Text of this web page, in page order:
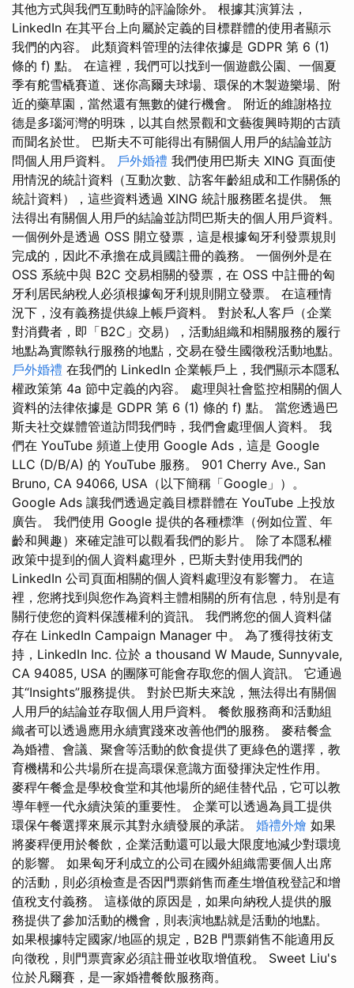
其他方式與我們互動時的評論除外。 根據其演算法，
LinkedIn 在其平台上向屬於定義的目標群體的使用者顯示
我們的內容。 此類資料管理的法律依據是 GDPR 第 6 (1)
條的 f) 點。 在這裡，我們可以找到一個遊戲公園、一個夏
季有舵雪橇賽道、迷你高爾夫球場、環保的木製遊樂場、附
近的藥草園，當然還有無數的健行機會。 附近的維謝格拉
德是多瑙河灣的明珠，以其自然景觀和文藝復興時期的古蹟
而聞名於世。 巴斯夫不可能得出有關個人用戶的結論並訪
問個人用戶資料。 戶外婚禮 我們使用巴斯夫 XING 頁面使
用情況的統計資料（互動次數、訪客年齡組成和工作關係的
統計資料），這些資料透過 XING 統計服務匿名提供。 無
法得出有關個人用戶的結論並訪問巴斯夫的個人用戶資料。
一個例外是透過 OSS 開立發票，這是根據匈牙利發票規則
完成的，因此不承擔在成員國註冊的義務。 一個例外是在
OSS 系統中與 B2C 交易相關的發票，在 OSS 中註冊的匈
牙利居民納稅人必須根據匈牙利規則開立發票。 在這種情
況下，沒有義務提供線上帳戶資料。 對於私人客戶（企業
對消費者，即「B2C」交易），活動組織和相關服務的履行
地點為實際執行服務的地點，交易在發生國徵稅活動地點。
戶外婚禮 在我們的 LinkedIn 企業帳戶上，我們顯示本隱私
權政策第 4a 節中定義的內容。 處理與社會監控相關的個人
資料的法律依據是 GDPR 第 6 (1) 條的 f) 點。 當您透過巴
斯夫社交媒體管道訪問我們時，我們會處理個人資料。 我
們在 YouTube 頻道上使用 Google Ads，這是 Google
LLC (D/B/A) 的 YouTube 服務。 901 Cherry Ave., San
Bruno, CA 94066, USA（以下簡稱「Google」）。
Google Ads 讓我們透過定義目標群體在 YouTube 上投放
廣告。 我們使用 Google 提供的各種標準（例如位置、年
齡和興趣）來確定誰可以觀看我們的影片。 除了本隱私權
政策中提到的個人資料處理外，巴斯夫對使用我們的
LinkedIn 公司頁面相關的個人資料處理沒有影響力。 在這
裡，您將找到與您作為資料主體相關的所有信息，特別是有
關行使您的資料保護權利的資訊。 我們將您的個人資料儲
存在 LinkedIn Campaign Manager 中。 為了獲得技術支
持，LinkedIn Inc. 位於 a thousand W Maude, Sunnyvale,
CA 94085, USA 的團隊可能會存取您的個人資訊。 它通過
其“Insights”服務提供。 對於巴斯夫來說，無法得出有關個
人用戶的結論並存取個人用戶資料。 餐飲服務商和活動組
織者可以透過應用永續實踐來改善他們的服務。 麥秸餐盒
為婚禮、會議、聚會等活動的飲食提供了更綠色的選擇，教
育機構和公共場所在提高環保意識方面發揮決定性作用。
麥稈午餐盒是學校食堂和其他場所的絕佳替代品，它可以教
導年輕一代永續決策的重要性。 企業可以透過為員工提供
環保午餐選擇來展示其對永續發展的承諾。 婚禮外燴 如果
將麥稈便用於餐飲，企業活動還可以最大限度地減少對環境
的影響。 如果匈牙利成立的公司在國外組織需要個人出席
的活動，則必須檢查是否因門票銷售而產生增值稅登記和增
值稅支付義務。 這樣做的原因是，如果向納稅人提供的服
務提供了參加活動的機會，則表演地點就是活動的地點。
如果根據特定國家/地區的規定，B2B 門票銷售不能適用反
向徵稅，則門票賣家必須註冊並收取增值稅。 Sweet Liu's
位於凡爾賽，是一家婚禮餐飲服務商。